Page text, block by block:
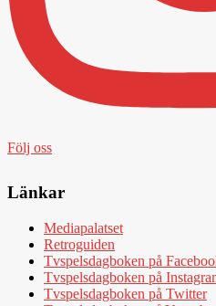
Följ oss
Länkar
Mediapalatset
Retroguiden
Tvspelsdagboken på
Tvspelsdagboken på
Tvspelsdagboken på Twitter